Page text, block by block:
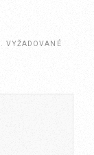
VYŽADOVANÉ